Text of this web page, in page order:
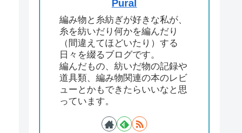
Pural
編み物と糸紡ぎが好きな私が、
糸を紡いだり何かを編んだり
（間違えてほどいたり）する
日々を綴るブログです。
編んだもの、紡いだ物の記録や
道具類、編み物関連の本のレビ
ューとかもできたらいいなと思
っています。